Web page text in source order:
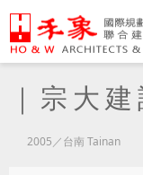
｜宗大
2005／台南 Tainan